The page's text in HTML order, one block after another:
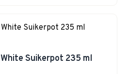
Suikerpot 235 ml